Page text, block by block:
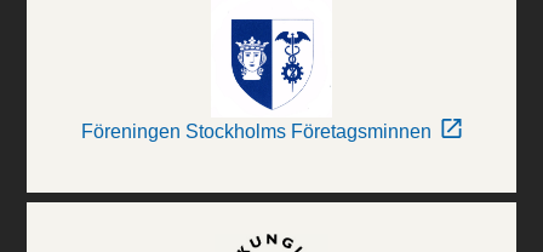
Föreningen Stockholms Företagsminnen